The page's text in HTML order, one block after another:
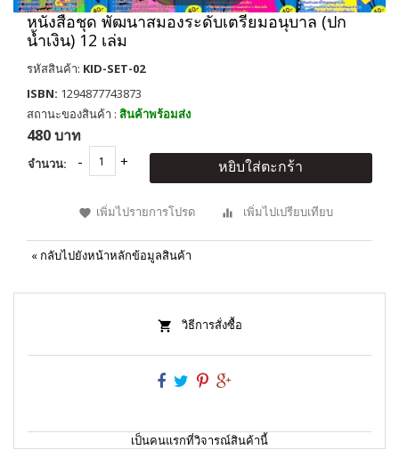
หนังสือชุด พัฒนาสมองระดับเตรียมอนุบาล (ปก
น้ำเงิน) 12 เล่ม
รหัสสินค้า: KID-SET-02
ISBN: 1294877743873
สถานะของสินค้า : สินค้าพร้อมส่ง
480 บาท
จำนวน: หยิบใส่ตะกร้า
เพิ่มไปรายการโปรด เพิ่มไปเปรียบเทียบ
« กลับไปยังหน้าหลักข้อมูลสินค้า
วิธีการสั่งซื้อ
เป็นคนแรกที่วิจารณ์สินค้านี้